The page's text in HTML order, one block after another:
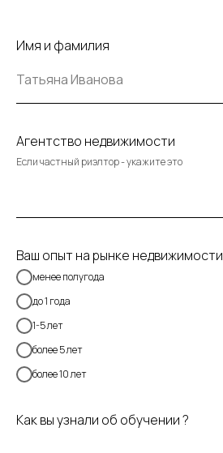
Имя и фамилия
Агентство недвижимости
Если частный риэлтор - укажите это
Ваш опыт на рынке недвижимости
менее полугода
до 1 года
1-5 лет
более 5 лет
более 10 лет
Как вы узнали об обучении ?